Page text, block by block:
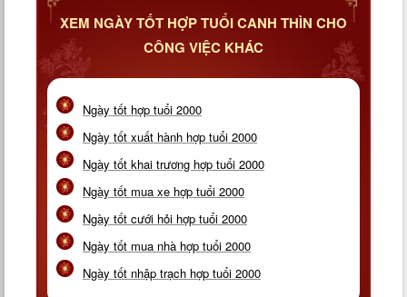
XEM NGÀY TỐT HỢP TUỔI CANH THÌN CHO
CÔNG VIỆC KHÁC
Ngày tốt hợp tuổi 2000
Ngày tốt xuất hành hợp tuổi 2000
Ngày tốt khai trương hợp tuổi 2000
Ngày tốt mua xe hợp tuổi 2000
Ngày tốt cưới hỏi hợp tuổi 2000
Ngày tốt mua nhà hợp tuổi 2000
Ngày tốt nhập trạch hợp tuổi 2000